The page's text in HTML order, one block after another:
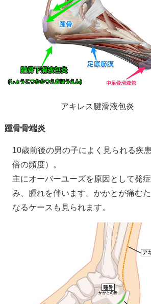
アキレス腱滑液包炎
踵骨骨端炎
10歳前後の男の子によく見られる疾
倍の頻度）。
主にオーバーユーズを原因として発
み、腫れを伴います。かかとが痛む
なるケースも見られます。